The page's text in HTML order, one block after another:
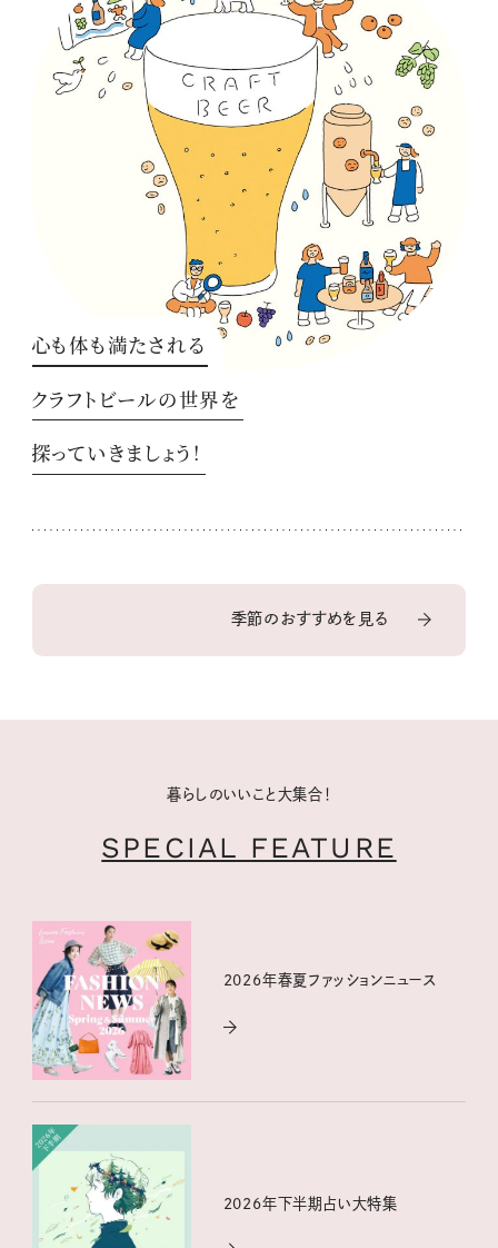
心も体も満たされる
クラフトビールの世界を
探っていきましょう！
季節のおすすめを見る
暮らしのいいこと大集合！
SPECIAL FEATURE
2026年春夏ファッションニュース
2026年下半期占い大特集